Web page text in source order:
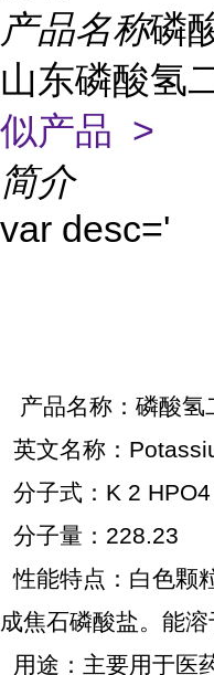
产品名称磷
山东磷酸氢
似产品 >
简介
var desc='
产品名称：磷酸氢
英文名称：
分子式：K 2
分子量：228.23
性能特点：白色颗
成焦石磷酸盐。能溶
用途：主要用于医